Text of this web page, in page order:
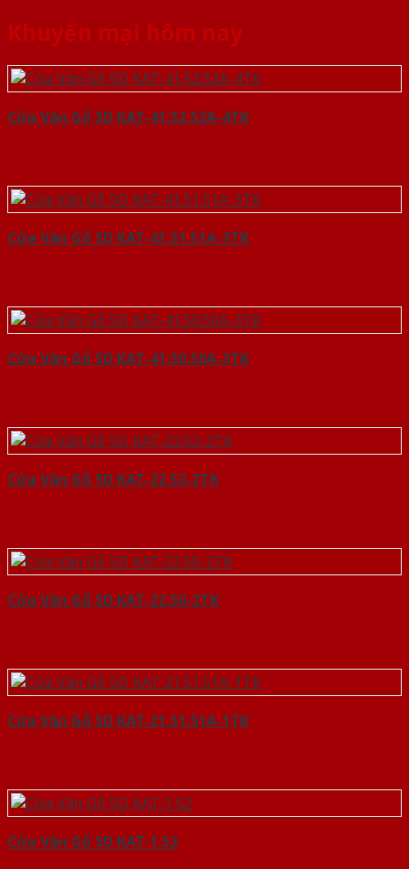
Khuyến mại hôm nay
Cửa Vân Gỗ 5D KAT-41.52.52A-4TK
Cửa Vân Gỗ 5D KAT-41.51.51A-3TK
Cửa Vân Gỗ 5D KAT-41.50.50A-3TK
Cửa Vân Gỗ 5D KAT-22.52-2TK
Cửa Vân Gỗ 5D KAT-22.50-2TK
Cửa Vân Gỗ 5D KAT-21.51.51A-1TK
Cửa Vân Gỗ 5D KAT-1.52